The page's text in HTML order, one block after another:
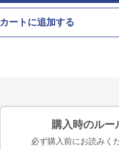
カートに追加する
購入時のルー
必ず購入前にお読みく